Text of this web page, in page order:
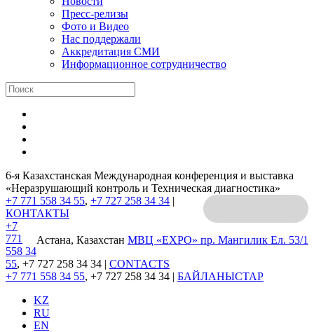
Пресс-релизы
Фото и Видео
Нас поддержали
Аккредитация СМИ
Информационное сотрудничество
6-я Казахстанская Международная конференция и выставка
«Неразрушающий контроль и Техническая диагностика»
Астана, Казахстан МВЦ «EXPO» пр. Мангилик Ел. 53/1
+7 771 558 34 55, +7 727 258 34 34 |
КОНТАКТЫ
+7
771
558 34
55, +7 727 258 34 34 | CONTACTS
+7 771 558 34 55, +7 727 258 34 34 | БАЙЛАНЫСТАР
KZ
RU
EN